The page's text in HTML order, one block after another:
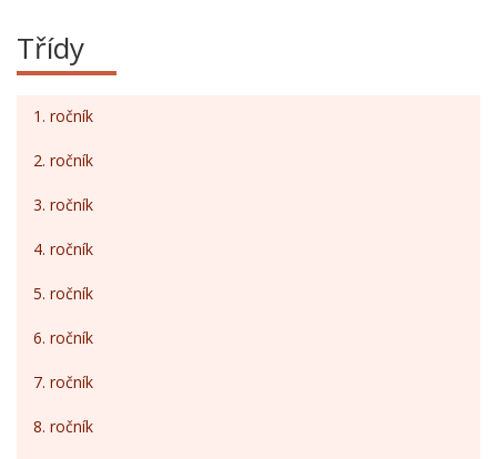
Třídy
1. ročník
2. ročník
3. ročník
4. ročník
5. ročník
6. ročník
7. ročník
8. ročník